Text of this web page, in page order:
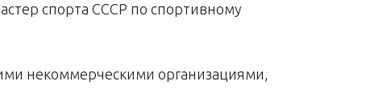
спорта СССР по спортивному
некоммерческими организациями,